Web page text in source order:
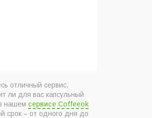
отличный сервис,
ли для вас капсульный
нашем сервисе Coffeeok
срок – от одного дня до